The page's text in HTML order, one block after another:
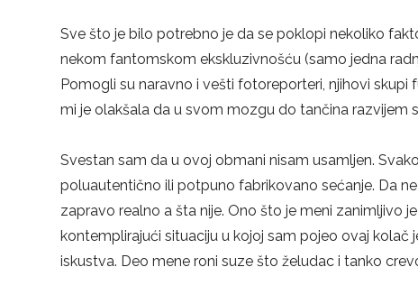
Sve što je bilo potrebno je da se poklopi nekoliko
nekom fantomskom ekskluzivnošću (samo jedna
Pomogli su naravno i vešti fotoreporteri, njihovi
mi je olakšala da u svom mozgu do tančina razvijem
Svestan sam da u ovoj obmani nisam usamljen.
poluautentično ili potpuno fabrikovano sećanje. Da
zapravo realno a šta nije. Ono što je meni zanimljivo
kontemplirajući situaciju u kojoj sam pojeo ovaj
iskustva. Deo mene roni suze što želudac i tanko